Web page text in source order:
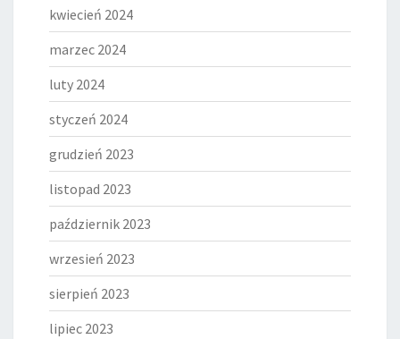
kwiecień 2024
marzec 2024
luty 2024
styczeń 2024
grudzień 2023
listopad 2023
październik 2023
wrzesień 2023
sierpień 2023
lipiec 2023